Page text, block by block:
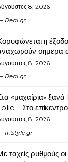
8, 2026
Real.gr
η
σήμερα
8, 2026
Real.gr
«μαχαίρια»
– Στο επίκεντρο
8, 2026
InStyle.gr
ταχείς ρυθμούς οι